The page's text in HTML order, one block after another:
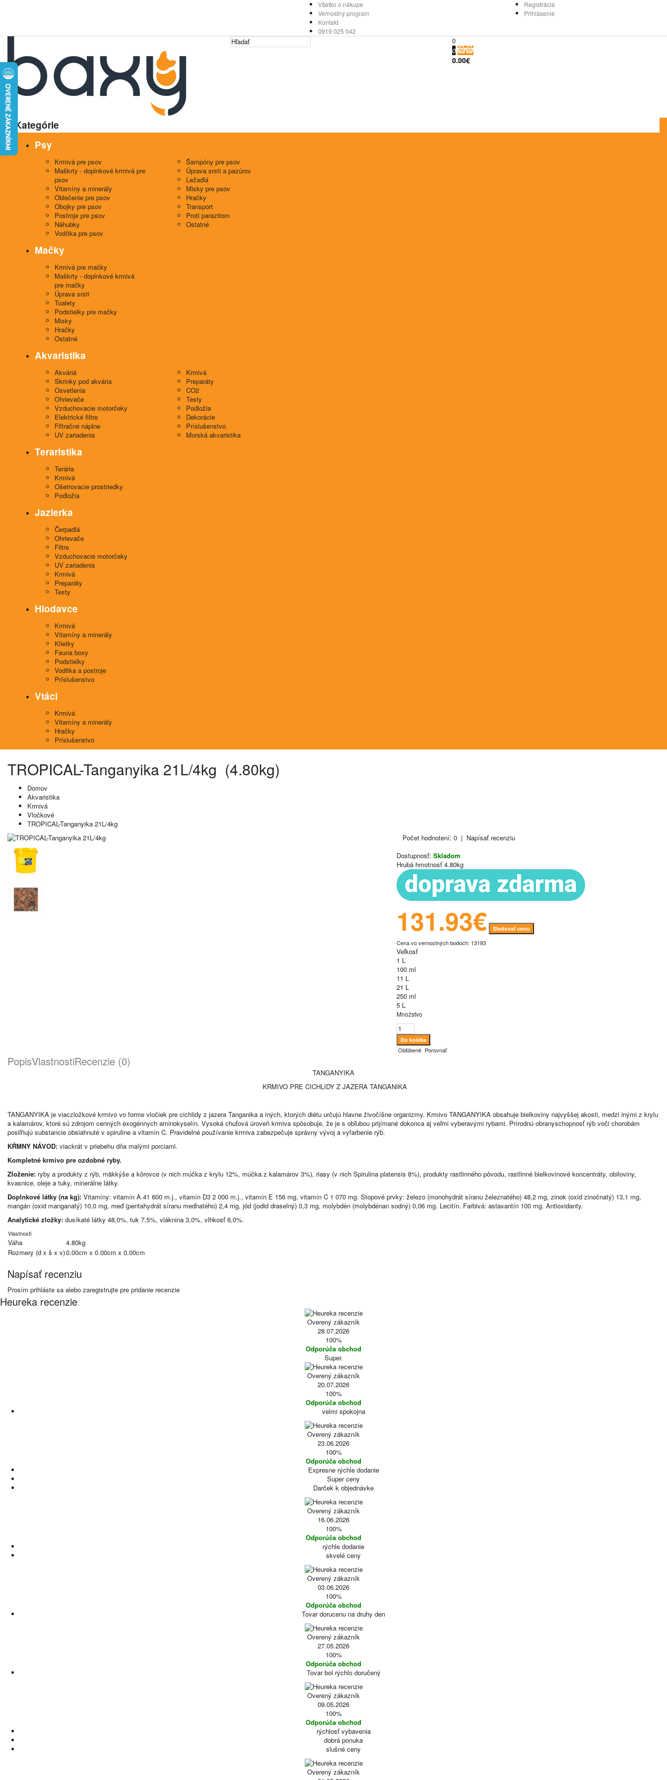
Všetko o nákupe
Vernostný program
Kontakt
0919 025 042
Registrácia
Prihlásenie
0
0
0.00€
Kategórie
Psy
Krmivá pre psov
Maškrty - doplnkové krmivá pre
psov
Vitamíny a minerály
Oblečenie pre psov
Obojky pre psov
Postroje pre psov
Náhubky
Vodítka pre psov
Šampóny pre psov
Úprava srsti a pazúrov
Ležadlá
Misky pre psov
Hračky
Transport
Proti parazitom
Ostatné
Mačky
Krmivá pre mačky
Maškrty - doplnkové krmivá
pre mačky
Úprava srsti
Toalety
Podstielky pre mačky
Misky
Hračky
Ostatné
Akvaristika
Akváriá
Skrinky pod akvária
Osvetlenia
Ohrievače
Vzduchovacie motorčeky
Elektrické filtre
Filtračné náplne
UV zariadenia
Krmivá
Preparáty
CO2
Testy
Podložia
Dekorácie
Príslušenstvo
Morská akvaristika
Teraristika
Terária
Krmivá
Ošetrovacie prostriedky
Podložia
Jazierka
Čerpadlá
Ohrievače
Filtre
Vzduchovacie motorčeky
UV zariadenia
Krmivá
Preparáty
Testy
Hlodavce
Krmivá
Vitamíny a minerály
Klietky
Fauna boxy
Podstielky
Voditka a postroje
Príslušenstvo
Vtáci
Krmivá
Vitamíny a minerály
Hračky
Príslušenstvo
TROPICAL-Tanganyika 21L/4kg (4.80kg)
Domov
Akvaristika
Krmivá
Vločkové
TROPICAL-Tanganyika 21L/4kg
Počet hodnotení: 0 | Napísať recenziu
Dostupnosť: Skladom
Hrubá hmotnosť 4.80kg
131.93€ Sledovať cenu
Cena vo vernostných bodoch: 13193
Veľkosť
1 L
100 ml
11 L
21 L
250 ml
5 L
Množstvo
Obľúbené Porovnať
PopisVlastnostiRecenzie (0)
TANGANYIKA
KRMIVO PRE CICHLIDY Z JAZERA TANGANIKA
TANGANYIKA je viaczložkové krmivo vo forme vločiek pre cichlidy z jazera Tanganika a iných, ktorých diétu určujú hlavne živočíšne organizmy. Krmivo TANGANYIKA obsahuje bielkoviny najvyššej akosti, medzi inými z krylu
a kalamárov, ktoré sú zdrojom cenných exogénnych aminokyselín. Vysoká chuťová úroveň krmiva spôsobuje, že je s obľubou prijímané dokonca aj veľmi vyberavými rybami. Prírodnú obranyschopnosť rýb voči chorobám
posiľňujú substancie obsiahnuté v spiruline a vitamín C. Pravidelné používanie krmiva zabezpečuje správny vývoj a vyfarbenie rýb.
KŔMNY NÁVOD: viackrát v priebehu dňa malými porciami.
Kompletné krmivo pre ozdobné ryby.
Zloženie: ryby a produkty z rýb, mäkkýše a kôrovce (v nich múčka z krylu 12%, múčka z kalamárov 3%), riasy (v nich Spirulina platensis 8%), produkty rastlinného pôvodu, rastlinné bielkovinové koncentráty, obiloviny,
kvasnice, oleje a tuky, minerálne látky.
Doplnkové látky (na kg): Vitamíny: vitamín A 41 600 m.j., vitamín D3 2 000 m.j., vitamín E 156 mg, vitamín C 1 070 mg. Stopové prvky: železo (monohydrát síranu železnatého) 48,2 mg, zinok (oxid zinočnatý) 13,1 mg,
mangán (oxid manganatý) 10,0 mg, meď (pentahydrát síranu meďnatého) 2,4 mg, jód (jodid draselný) 0,3 mg, molybdén (molybdénan sodný) 0,06 mg. Lecitín. Farbivá: astaxantín 100 mg. Antioxidanty.
Analytické zložky: dusíkaté látky 48,0%, tuk 7,5%, vláknina 3,0%, vlhkosť 6,0%.
Vlastnosti
Váha
4.80kg
Rozmery (d x š x v)0.00cm x 0.00cm x 0.00cm
Napísať recenziu
Prosím prihláste sa alebo zaregistrujte pre pridanie recenzie
Heureka recenzie
Overený zákazník
28.07.2026
100%
Odporúča obchod
Super.
Overený zákazník
20.07.2026
100%
Odporúča obchod
velmi spokojna
Overený zákazník
23.06.2026
100%
Odporúča obchod
Expresne rýchle dodanie
Super ceny
Darček k objednávke
Overený zákazník
16.06.2026
100%
Odporúča obchod
rýchle dodanie
skvelé ceny
Overený zákazník
03.06.2026
100%
Odporúča obchod
Tovar dorucenu na druhy den
Overený zákazník
27.05.2026
100%
Odporúča obchod
Tovar bol rýchlo doručený
Overený zákazník
09.05.2026
100%
Odporúča obchod
rýchlosť vybavenia
dobrá ponuka
slušné ceny
Overený zákazník